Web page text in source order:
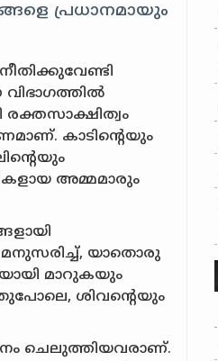
പ്രധാനമായും
കാടിന്റെയും
അമ്മമാരും
യാതൊരു
മാറുകയും
ശിവന്റെയും
ചെലുത്തിയവരാണ്.